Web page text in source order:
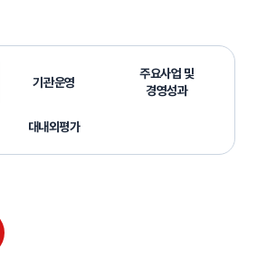
기관운영
주요사업 및
경영성과
대내외평가